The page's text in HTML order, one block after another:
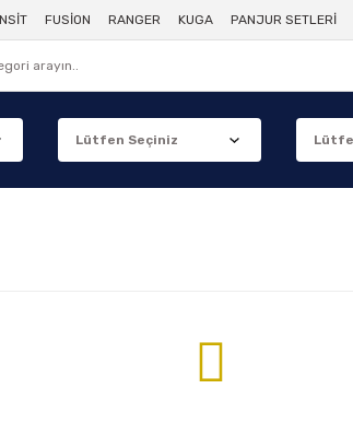
FUSİON RANGER KUGA PANJUR SETLERİ